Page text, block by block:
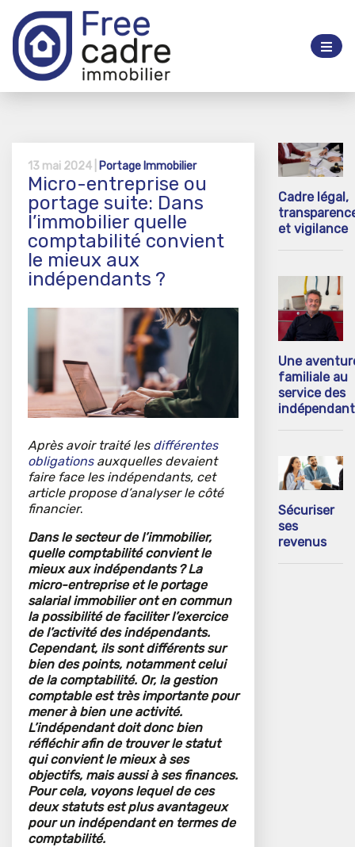
13 mai 2024 | Portage Immobilier
Micro-entreprise ou
portage suite: Dans
l’immobilier quelle
comptabilité convient
le mieux aux
indépendants ?
Après avoir traité les différentes
obligationsauxquelles devaient
faire face les indépendants, cet
article propose d’analyser le côté
financier.
Dans le secteur de l’immobilier,
quelle comptabilité convient le
mieux aux indépendants ? La
micro-entreprise et le portage
salarial immobilier ont en commun
la possibilité de faciliter l’exercice
de l’activité des indépendants.
Cependant, ils sont différents sur
bien des points, notamment celui
de la comptabilité. Or, la gestion
comptable est très importante pour
mener à bien une activité.
L’indépendant doit donc bien
réfléchir afin de trouver le statut
qui convient le mieux à ses
objectifs, mais aussi à ses finances.
Pour cela, voyons lequel de ces
deux statuts est plus avantageux
pour un indépendant en termes de
comptabilité.
Cadre légal,
et vigilance
Une
familiale au
service des
Sécuriser
ses
revenus